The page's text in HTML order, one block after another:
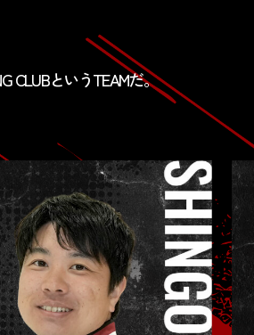
CLUBというTEAMだ。